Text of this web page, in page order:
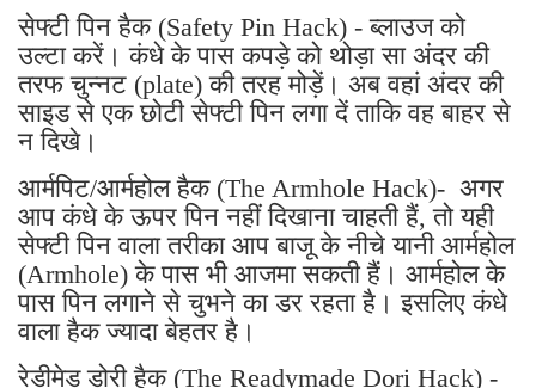
सेफ्टी पिन हैक (Safety Pin Hack) - ब्लाउज को
उल्टा करें। कंधे के पास कपड़े को थोड़ा सा अंदर की
तरफ चुन्नट (plate) की तरह मोड़ें। अब वहां अंदर की
साइड से एक छोटी सेफ्टी पिन लगा दें ताकि वह बाहर से
न दिखे।
आर्मपिट/आर्महोल हैक (The Armhole Hack)- अगर
आप कंधे के ऊपर पिन नहीं दिखाना चाहती हैं, तो यही
सेफ्टी पिन वाला तरीका आप बाजू के नीचे यानी आर्महोल
(Armhole) के पास भी आजमा सकती हैं। आर्महोल के
पास पिन लगाने से चुभने का डर रहता है। इसलिए कंधे
वाला हैक ज्यादा बेहतर है।
रेडीमेड डोरी हैक (The Readymade Dori Hack) -